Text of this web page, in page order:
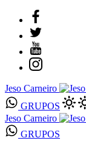
Jeso Carneiro
GRUPOS
Jeso Carneiro
GRUPOS